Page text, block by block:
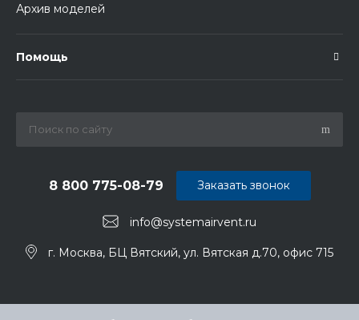
Архив моделей
Помощь
info@systemairvent.ru
8 800 775-08-79
г. Москва, БЦ Вятский, ул. Вятская д.70, офис 715
Заказать звонок